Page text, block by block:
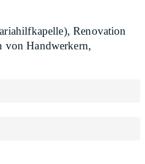
Renovation
von Handwerkern,